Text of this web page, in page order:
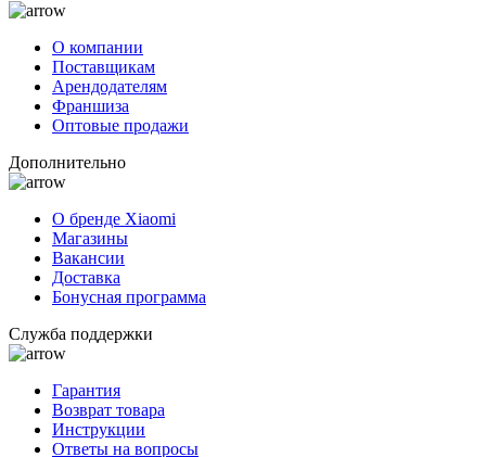
О компании
Поставщикам
Арендодателям
Франшиза
Оптовые продажи
Дополнительно
О бренде Xiaomi
Магазины
Вакансии
Доставка
Бонусная программа
Служба поддержки
Гарантия
Возврат товара
Инструкции
Ответы на вопросы